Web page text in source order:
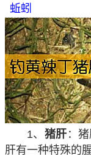
蚯蚓
1、 猪肝 ：
肝有一种特殊的